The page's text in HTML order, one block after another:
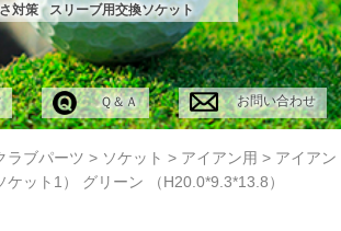
対策 スリーブ用交換ソケット
Ｑ＆Ａ お問い合わせ
ラブパーツ > ソケット > アイアン用 > アイアン
ット1） グリーン （H20.0*9.3*13.8）